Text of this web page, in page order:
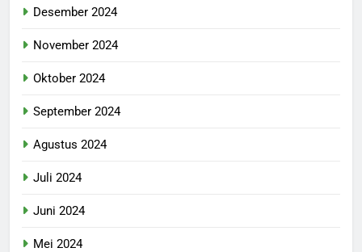
Desember 2024
November 2024
Oktober 2024
September 2024
Agustus 2024
Juli 2024
Juni 2024
Mei 2024